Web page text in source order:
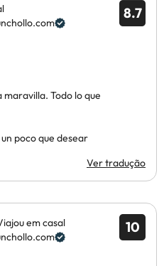
8.7
Todo lo que
poco que desear
Ver tradução
10
em casal